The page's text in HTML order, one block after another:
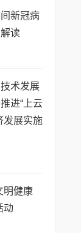
新冠病
读
术发展
进“上云
发展实施
明健康
动